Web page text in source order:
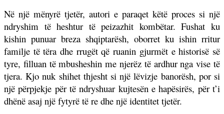
Në një mënyrë tjetër, autori e paraqet këtë proces si një
ndryshim të heshtur të peizazhit kombëtar. Fushat ku
kishin punuar breza shqiptarësh, oborret ku ishin rritur
familje të tëra dhe rrugët që ruanin gjurmët e historisë së
tyre, filluan të mbusheshin me njerëz të ardhur nga vise të
tjera. Kjo nuk shihet thjesht si një lëvizje banorësh, por si
një përpjekje për të ndryshuar kujtesën e hapësirës, për t’i
dhënë asaj një fytyrë të re dhe një identitet tjetër.